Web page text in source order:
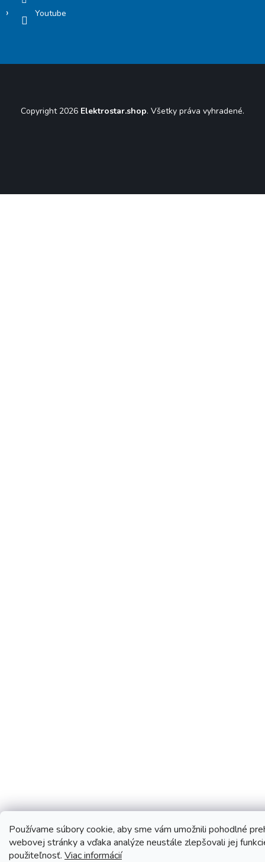
Používame súbory cookie, aby sme vám umožnili pohodlné
webovej stránky a vďaka analýze neustále zlepšovali jej
použiteľnosť. Viac informácií
Youtube
Copyright 2026 Elektrostar.shop. Všetky práva vyhradené.